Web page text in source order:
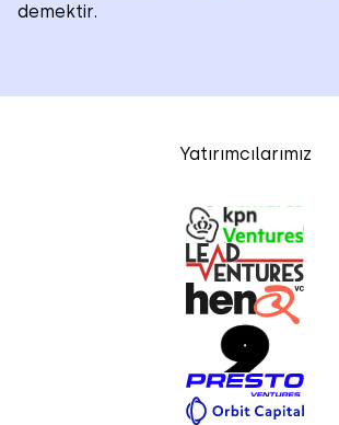
demektir.
Yatırımcılarımız